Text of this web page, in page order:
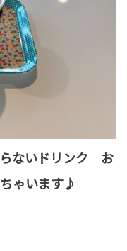
らないドリンク お
ゃいます♪